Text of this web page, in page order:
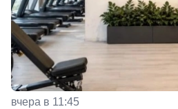
вчера в 11:45